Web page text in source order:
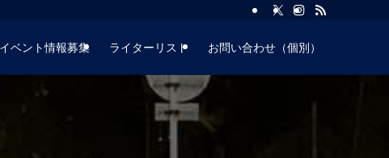
ベント情報募集 ライターリスト お問い合わせ（個別）